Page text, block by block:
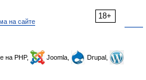
18+
на сайте
на PHP, Joomla,
Drupal,